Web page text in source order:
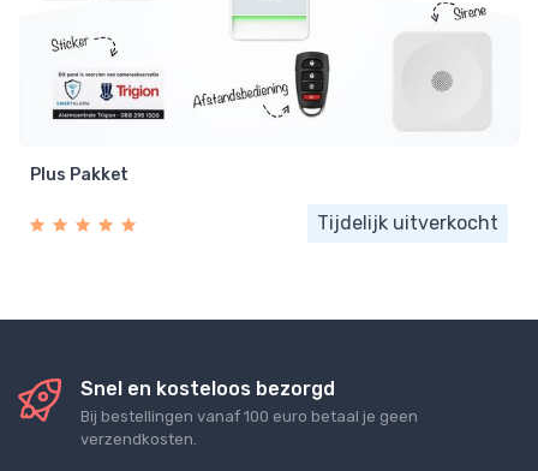
Plus Pakket
Tijdelijk uitverkocht
Snel en kosteloos bezorgd
Bij bestellingen vanaf 100 euro betaal je geen
verzendkosten.